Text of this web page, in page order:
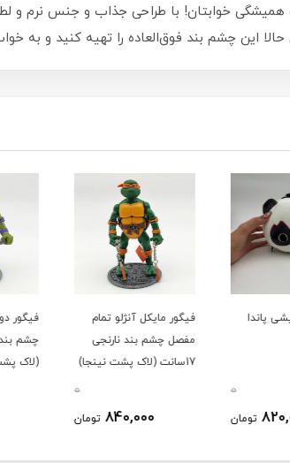
پیشی قهوه‌ای کد 2578، همراه همیشگی خوابتان! با طراحی
این چشم بند فوق‌العاده را تهیه کنید و
فیگور مایکل آنژلو تمام
مفصل چشم بند نارنجی
17سانت (لاک پشت نینجا)
840,000 تومان
فیگور دوناتلو
(لاک پشت نینجا)